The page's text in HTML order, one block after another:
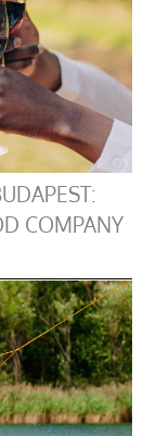
COMPANY